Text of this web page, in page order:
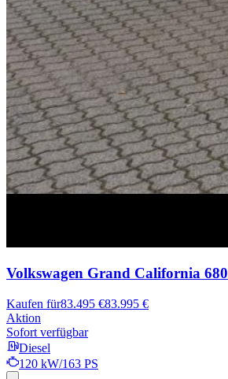
Volkswagen Grand California 680
Kaufen für83.495 €83.995 €
Aktion
Sofort verfügbar
Diesel
120 kW/163 PS